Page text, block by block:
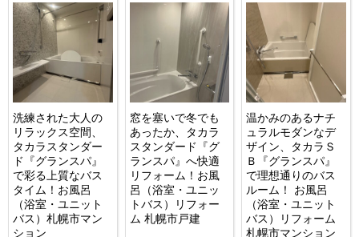
洗練された大人の
リラックス空間、
タカラスタンダー
ド『グランスパ』
で彩る上質なバス
タイム！お風呂
（浴室・ユニット
バス）札幌市マン
ション
窓を塞いで冬でも
あったか、タカラ
スタンダード『グ
ランスパ』へ快適
リフォーム！お風
呂（浴室・ユニッ
トバス）リフォー
ム 札幌市戸建
温かみのあるナチ
ュラルモダンなデ
ザイン、タカラＳ
Ｂ『グランスパ』
で理想通りのバス
ルーム！ お風呂
（浴室・ユニット
バス）リフォーム
札幌市マンション